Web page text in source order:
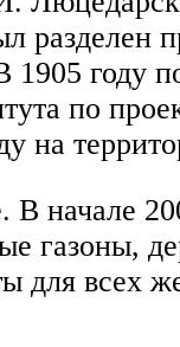
1905
по
на
В начале
газоны,
для всех